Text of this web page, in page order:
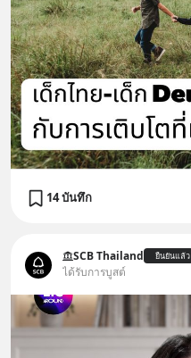
14 บันทึก
SCB Thailand ยืนยันแล้ว
ได้รับการบูสต์